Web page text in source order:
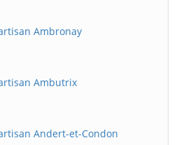
Ambronay
Ambutrix
Andert-et-Condon